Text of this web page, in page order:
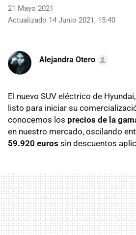
21 Mayo 2021
Actualizado 14 Junio 2021, 15:40
Alejandra Otero
El nuevo SUV eléctrico de
listo para iniciar su
conocemos los precios de la
en nuestro mercado, oscilando
59.920 euros sin descuentos